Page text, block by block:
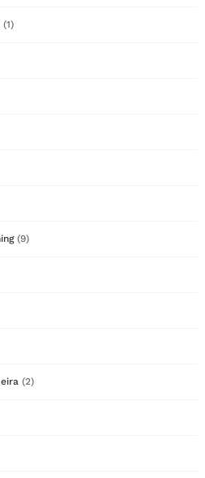
(1)
(9)
(2)